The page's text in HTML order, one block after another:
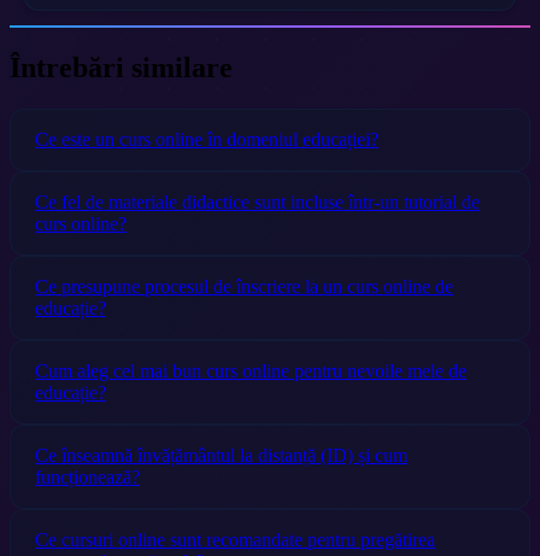
Întrebări similare
Ce este un curs online în domeniul educației?
Ce fel de materiale didactice sunt incluse într-un tutorial de
curs online?
Ce presupune procesul de înscriere la un curs online de
educație?
Cum aleg cel mai bun curs online pentru nevoile mele de
educație?
Ce înseamnă învățământul la distanță (ID) și cum
funcționează?
Ce cursuri online sunt recomandate pentru pregătirea